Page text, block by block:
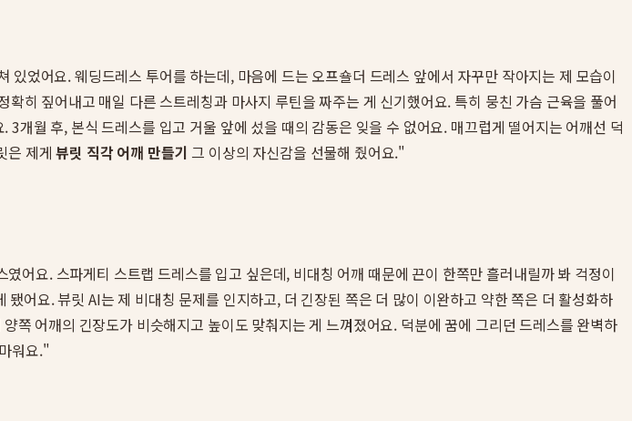
었어요. 웨딩드레스 투어를 하는데, 마음에 드는 오프숄더 드레스 앞에서 자꾸만 작아지는 제 모습이
히 짚어내고 매일 다른 스트레칭과 마사지 루틴을 짜주는 게 신기했어요. 특히 뭉친 가슴 근육을 풀어
개월 후, 본식 드레스를 입고 거울 앞에 섰을 때의 감동은 잊을 수 없어요. 매끄럽게 떨어지는 어깨선 덕
은 제게뷰릿 직각 어깨 만들기 그 이상의 자신감을 선물해 줬어요."
어요. 스파게티 스트랩 드레스를 입고 싶은데, 비대칭 어깨 때문에 끈이 한쪽만 흘러내릴까 봐 걱정이
됐어요. 뷰릿 AI는 제 비대칭 문제를 인지하고, 더 긴장된 쪽은 더 많이 이완하고 약한 쪽은 더 활성화하
쪽 어깨의 긴장도가 비슷해지고 높이도 맞춰지는 게 느껴졌어요. 덕분에 꿈에 그리던 드레스를 완벽하
워요."